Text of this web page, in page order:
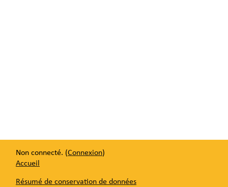
Non connecté. (Connexion)
Accueil
Résumé de conservation de données